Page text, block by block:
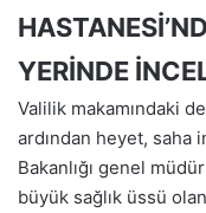
YERİNDE
Valilik makamındaki
ardından heyet, saha
Bakanlığı genel
büyük sağlık üssü